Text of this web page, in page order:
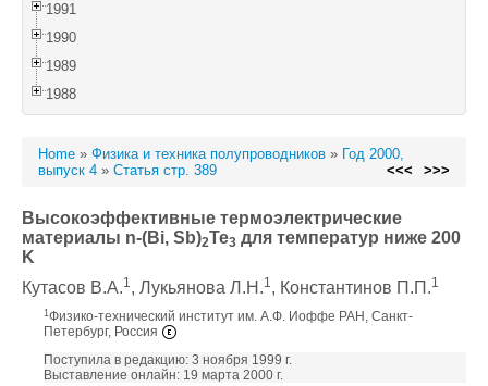
1991
1990
1989
1988
Home » Физика и техника полупроводников » Год 2000,
выпуск 4 » Статья стр. 389 <<< >>>
Высокоэффективные термоэлектрические
материалы n-(Bi, Sb)2Te3 для температур ниже 200
K
Кутасов В.А.1, Лукьянова Л.Н.1, Константинов П.П.1
1 Физико-технический институт им. А.Ф. Иоффе РАН, Санкт-
Петербург, Россия
Поступила в редакцию: 3 ноября 1999 г.
Выставление онлайн: 19 марта 2000 г.